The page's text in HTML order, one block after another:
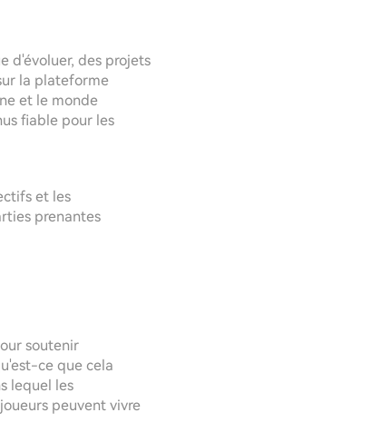
d'évoluer, des projets
la plateforme
et le monde
fiable pour les
et les
prenantes
soutenir
ce que cela
lequel les
peuvent vivre